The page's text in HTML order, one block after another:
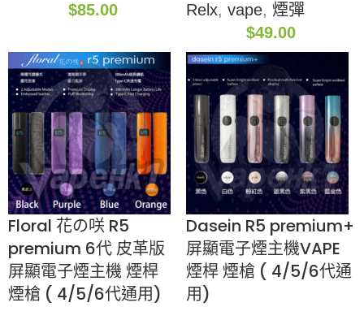
$85.00 Relx, vape, 煙彈
$49.00
Floral 花の咲 R5
premium 6代 皮革版
屏顯電子煙主機 煙桿
煙槍 ( 4/5/6代通用)
Dasein R5 premium+
屏顯電子煙主機VAPE
煙桿 煙槍 ( 4/5/6代通
用)